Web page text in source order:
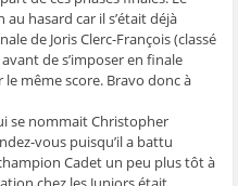
hasard car il s’était déjà
de Joris Clerc-François (classé
de s’imposer en finale
même score. Bravo donc à
se nommait Christopher
vous puisqu’il a battu
Cadet un peu plus tôt à